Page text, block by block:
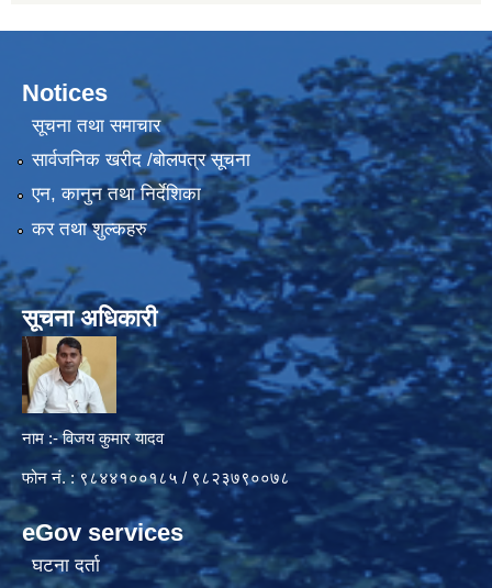
Notices
सूचना तथा समाचार
सार्वजनिक खरीद /बोलपत्र सूचना
एन, कानुन तथा निर्देशिका
कर तथा शुल्कहरु
सूचना अधिकारी
नाम :- विजय कुमार यादव
फोन नं. : ९८४४१००१८५ / ९८२३७९००७८
eGov services
घटना दर्ता